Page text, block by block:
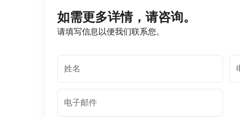
如需更多详情，请咨询。
请填写信息以便我们联系您。
姓名
电子邮件